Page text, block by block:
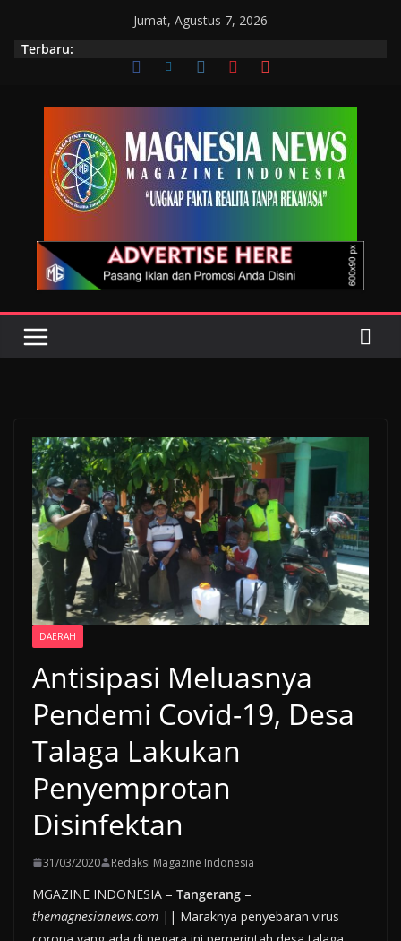
Jumat, Agustus 7, 2026
Terbaru:
DAERAH
Antisipasi Meluasnya
Pendemi Covid-19, Desa
Talaga Lakukan
Penyemprotan
Disinfektan
31/03/2020 Redaksi Magazine Indonesia
MGAZINE INDONESIA – Tangerang –
themagnesianews.com || Maraknya penyebaran virus